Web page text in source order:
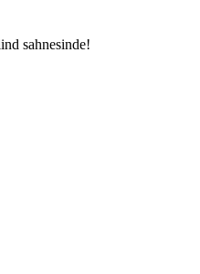
sahnesinde!